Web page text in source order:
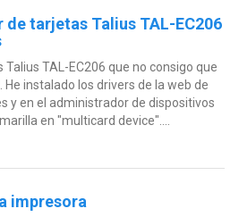
tarjetas Talius TAL-EC206
TAL-EC206 que no consigo que
instalado los drivers de la web de
y en el administrador de dispositivos
en "multicard device"....
impresora